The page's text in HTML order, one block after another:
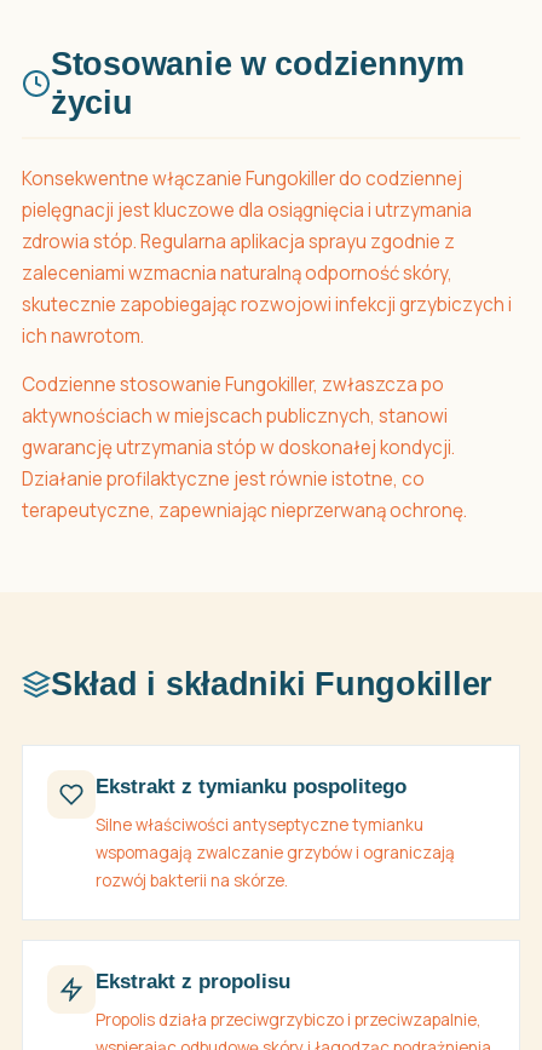
Stosowanie w codziennym
życiu
Konsekwentne włączanie Fungokiller do codziennej
pielęgnacji jest kluczowe dla osiągnięcia i utrzymania
zdrowia stóp. Regularna aplikacja sprayu zgodnie z
zaleceniami wzmacnia naturalną odporność skóry,
skutecznie zapobiegając rozwojowi infekcji grzybiczych i
ich nawrotom.
Codzienne stosowanie Fungokiller, zwłaszcza po
aktywnościach w miejscach publicznych, stanowi
gwarancję utrzymania stóp w doskonałej kondycji.
Działanie profilaktyczne jest równie istotne, co
terapeutyczne, zapewniając nieprzerwaną ochronę.
Skład i składniki Fungokiller
Ekstrakt z tymianku pospolitego
Silne właściwości antyseptyczne tymianku
wspomagają zwalczanie grzybów i ograniczają
rozwój bakterii na skórze.
Ekstrakt z propolisu
Propolis działa przeciwgrzybiczo i przeciwzapalnie,